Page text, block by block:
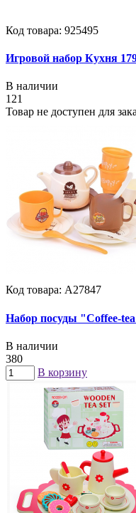
Код товара: 925495
Игровой набор Кухня
В наличии
121
Товар не доступен для
Код товара: А27847
Набор посуды "Coffee-
В наличии
380
В корзину